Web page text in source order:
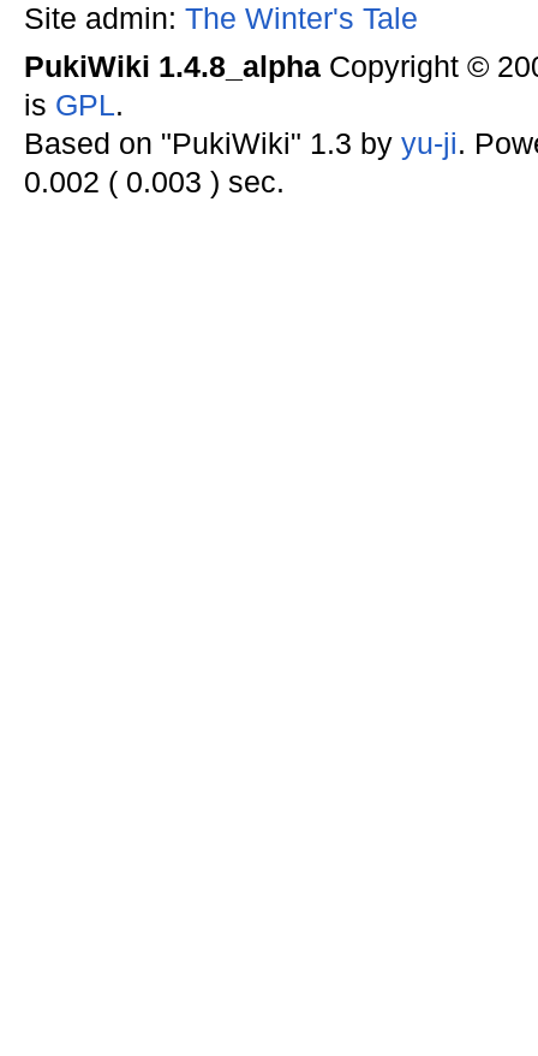
Site admin: The Winter's Tale
PukiWiki 1.4.8_alphaCopyright ©
is GPL.
Based on "PukiWiki" 1.3 by yu-ji.
0.002 ( 0.003 ) sec.